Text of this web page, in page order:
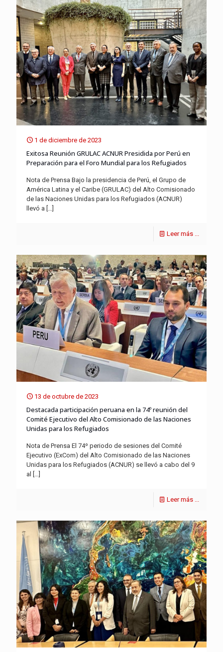
1 de diciembre de 2023
Exitosa Reunión GRULAC ACNUR Presidida por Perú en
Preparación para el Foro Mundial para los Refugiados
Nota de Prensa Bajo la presidencia de Perú, el Grupo de
América Latina y el Caribe (GRULAC) del Alto Comisionado
de las Naciones Unidas para los Refugiados (ACNUR)
llevó a […]
Leer más ...
13 de octubre de 2023
Destacada participación peruana en la 74º reunión del
Comité Ejecutivo del Alto Comisionado de las Naciones
Unidas para los Refugiados
Nota de Prensa El 74º periodo de sesiones del Comité
Ejecutivo (ExCom) del Alto Comisionado de las Naciones
Unidas para los Refugiados (ACNUR) se llevó a cabo del 9
al
Leer más ...